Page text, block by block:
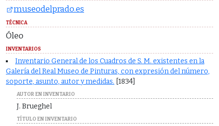
museodelprado.es
TÉCNICA
Óleo
INVENTARIOS
Inventario General de los Cuadros de S. M. existentes en la
Galería del Real Museo de Pinturas, con expresión del número,
soporte, asunto, autor y medidas. [1834]
AUTOR EN INVENTARIO
J. Brueghel
TÍTULO EN INVENTARIO